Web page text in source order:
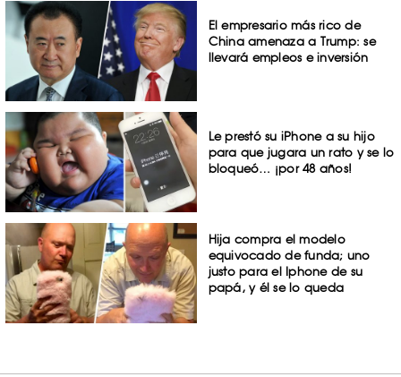
El empresario más rico de
China amenaza a Trump: se
llevará empleos e inversión
Le prestó su iPhone a su hijo
para que jugara un rato y se lo
bloqueó… ¡por 48 años!
Hija compra el modelo
equivocado de funda; uno
justo para el Iphone de su
papá, y él se lo queda